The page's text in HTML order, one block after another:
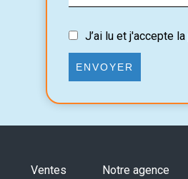
J’ai lu et j'accepte la
ENVOYER
Ventes Notre agence